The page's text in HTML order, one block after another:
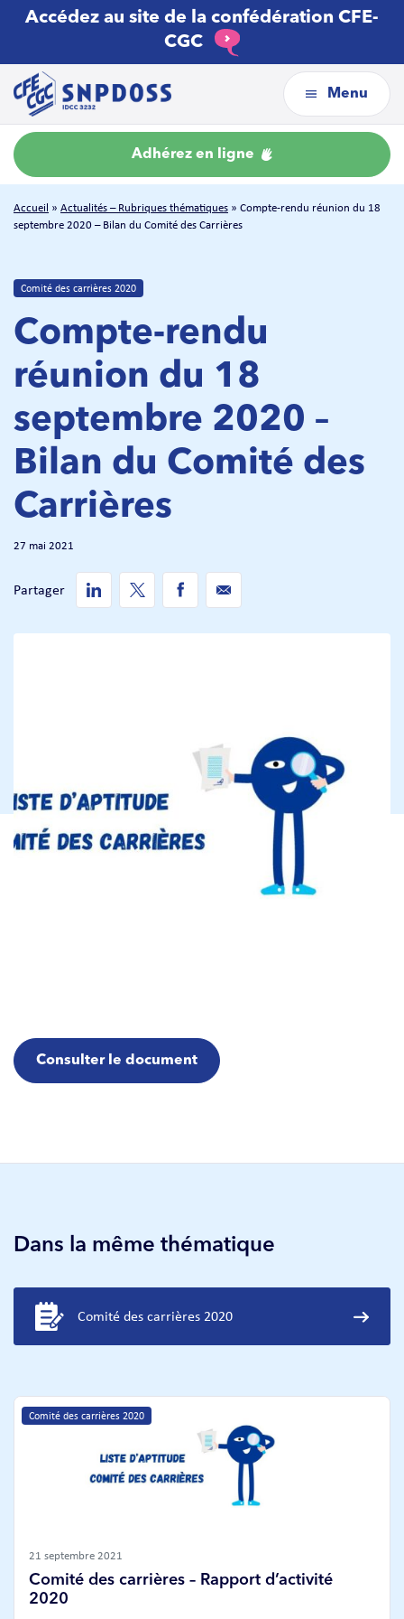
Accédez au site de la confédération CFE-
CGC
Menu
Adhérez en ligne
Accueil » Actualités – Rubriques thématiques » Compte-rendu réunion du 18
septembre 2020 – Bilan du Comité des Carrières
Comité des carrières 2020
Compte-rendu
réunion du 18
septembre 2020 –
Bilan du Comité des
Carrières
27 mai 2021
Partager
Consulter le document
Dans la même thématique
Comité des carrières 2020
Comité des carrières 2020
21 septembre 2021
Comité des carrières – Rapport d’activité
2020